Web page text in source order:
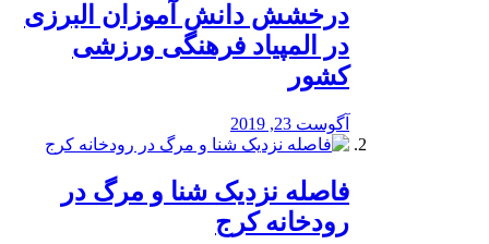
درخشش دانش آموزان البرزی
در المپیاد فرهنگی ورزشی
کشور
آگوست 23, 2019
️فاصله نزدیک شنا و مرگ در
رودخانه کرج